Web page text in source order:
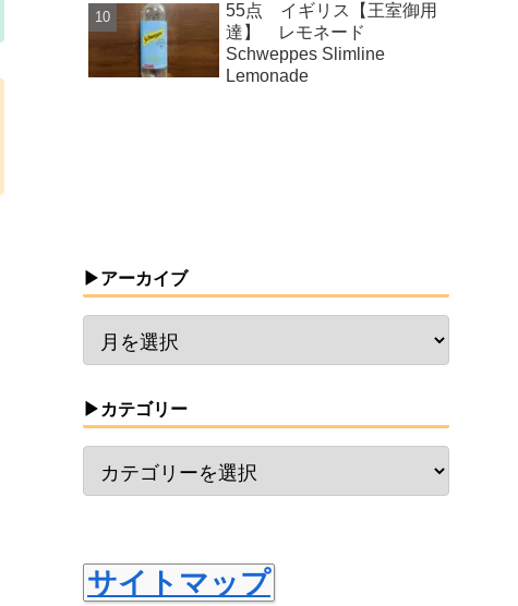
55点 イギリス【王室御用
達】 レモネード
Schweppes Slimline
Lemonade
▶アーカイブ
▶カテゴリー
サイトマップ